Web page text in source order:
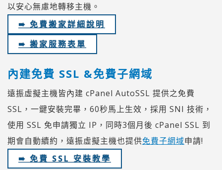
以安心無慮地轉移主機。
➠ 免費搬家詳細說明
➠ 搬家服務表單
內建免費 SSL &免費子網域
遠振虛擬主機皆內建 cPanel AutoSSL 提供之免費
SSL，一鍵安裝完畢，60秒馬上生效，採用 SNI 技術，
使用 SSL 免申請獨立 IP，同時3個月後 cPanel SSL 到
期會自動續約，遠振虛擬主機也提供免費子網域申請!
➠ 免費 SSL 安裝教學